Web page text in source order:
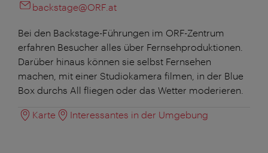
backstage@ORF.at
Bei den Backstage-Führungen im ORF-Zentrum
erfahren Besucher alles über Fernsehproduktionen.
Darüber hinaus können sie selbst Fernsehen
machen, mit einer Studiokamera filmen, in der Blue
Box durchs All fliegen oder das Wetter moderieren.
Karte Interessantes in der Umgebung